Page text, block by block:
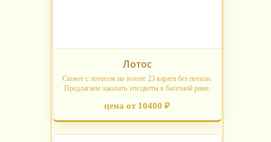
Лотос
Сюжет с лотосом на золоте 23 карата без потали.
Предлагаем заказать эти цветы в багетной раме.
цена от 10400 ₽